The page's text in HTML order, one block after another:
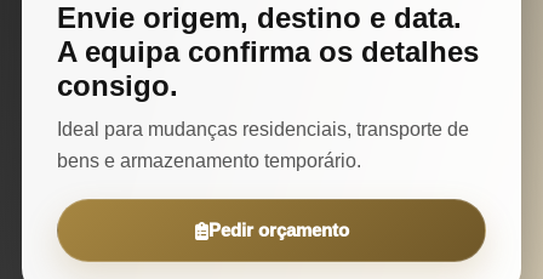
Envie origem, destino e data.
A equipa confirma os detalhes
consigo.
Ideal para mudanças residenciais, transporte de
bens e armazenamento temporário.
Pedir orçamento